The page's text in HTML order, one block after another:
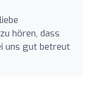
hören, dass
uns gut betreut